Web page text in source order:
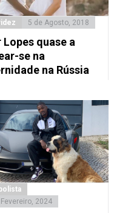
5 de Agosto, 2018
Lopes quase a
se na
na Rússia
2024